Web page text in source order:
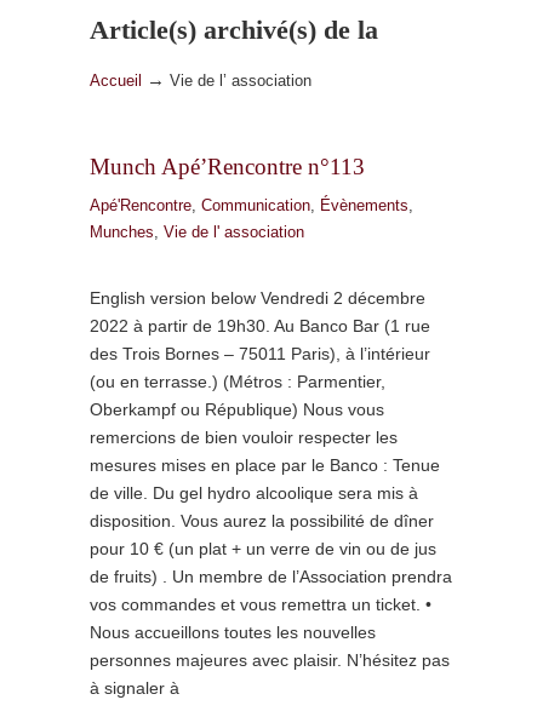
Article(s) archivé(s) de la
catégorieVie de l’ association
Accueil → Vie de l’ association
Munch Apé’Rencontre n°113
Apé'Rencontre, Communication, Évènements,
Munches, Vie de l' association
English version below Vendredi 2 décembre
2022 à partir de 19h30. Au Banco Bar (1 rue
des Trois Bornes – 75011 Paris), à l’intérieur
(ou en terrasse.) (Métros : Parmentier,
Oberkampf ou République) Nous vous
remercions de bien vouloir respecter les
mesures mises en place par le Banco : Tenue
de ville. Du gel hydro alcoolique sera mis à
disposition. Vous aurez la possibilité de dîner
pour 10 € (un plat + un verre de vin ou de jus
de fruits) . Un membre de l’Association prendra
vos commandes et vous remettra un ticket. •
Nous accueillons toutes les nouvelles
personnes majeures avec plaisir. N’hésitez pas
à signaler à